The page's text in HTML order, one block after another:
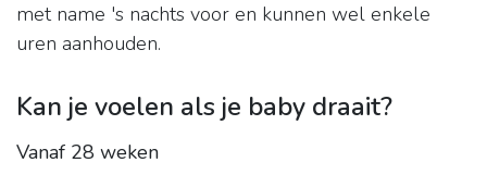
met name 's nachts voor en kunnen wel enkele
uren aanhouden.
Kan je voelen als je baby draait?
Vanaf 28 weken